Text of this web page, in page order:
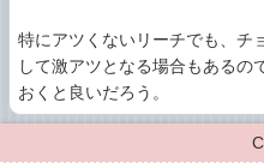
特にアツくないリーチでも、チ
して激アツとなる場合もあるの
おくと良いだろう。